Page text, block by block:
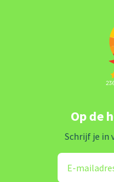
Op de
Schrijf je in